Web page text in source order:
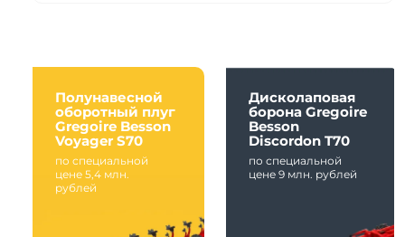
Полунавесной
оборотный плуг
Gregoire Besson
Voyager S70
по специальной
цене 5,4 млн.
рублей
Дисколаповая
борона Gregoire
Besson
Discordon T70
по специальной
цене 9 млн. рублей